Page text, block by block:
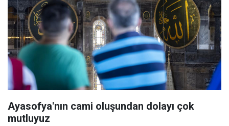
Ayasofya'nın cami oluşundan dolayı çok
mutluyuz